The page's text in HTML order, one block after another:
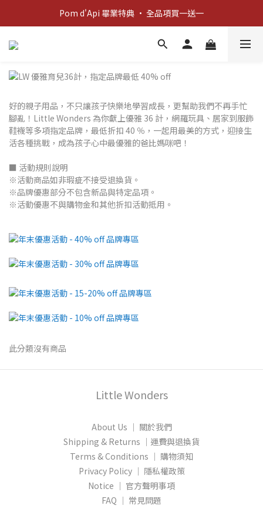
新客歡迎禮：輸入 "welcome10" 享首單九折！
Pom d'Api 畢業特典 · 全品項買一送一
新客歡迎禮：輸入 "welcome10" 享首單九折！
好的親子用品，不只讓孩子快樂地學習成長，更幫助我們不再手忙
腳亂！Little Wonders 為你獻上優雅 36 計，網羅玩具、居家到服飾
鞋襪等多項指定品牌，最低折扣 40 ％，一起用最美的方式，迎接生
活各種挑戰，成為孩子心中最優雅的爸比媽咪吧！
■ 活動規則說明
※活動商品如非瑕疵不接受退換貨。
※品牌優惠部分不包含新品與特定品項。
※活動優惠不與購物金和其他折扣活動抵用。
此分類沒有商品
Little Wonders
About Us │ 關於我們
Shipping & Returns │運費與退換貨
Terms & Conditions │ 購物須知
Privacy Policy │ 隱私權政策
Notice │ 官方聲明事項
FAQ │ 常見問題